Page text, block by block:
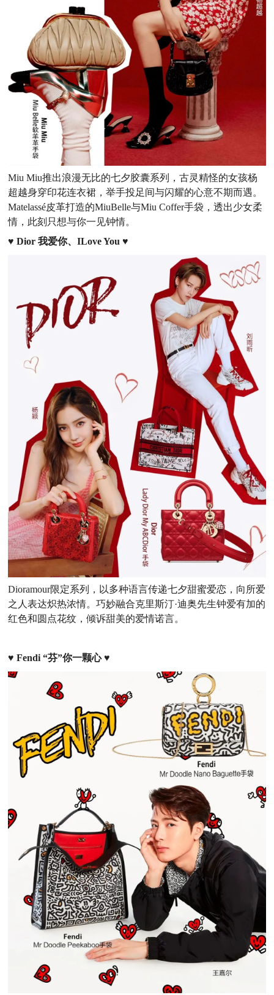
Miu Miu推出浪漫无比的七夕胶囊系列，古灵精怪的女孩杨
超越身穿印花连衣裙，举手投足间与闪耀的心意不期而遇。
Matelassé皮革打造的MiuBelle与Miu Coffer手袋，透出少女柔
情，此刻只想与你一见钟情。
♥ Dior 我爱你、ILove You♥
Dioramour限定系列，以多种语言传递七夕甜蜜爱恋，向所爱
之人表达炽热浓情。巧妙融合克里斯汀·迪奥先生钟爱有加的
红色和圆点花纹，倾诉甜美的爱情诺言。
♥ Fendi “芬”你一颗心♥